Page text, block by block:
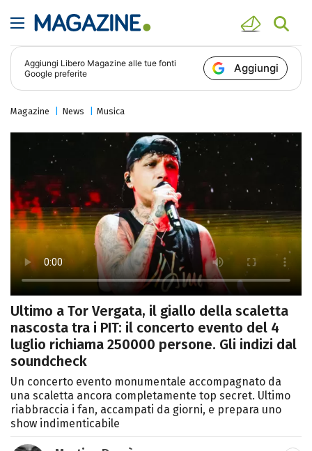
Aggiungi Libero Magazine alle tue fonti
Google preferite
Aggiungi
Magazine News Musica
Ultimo a Tor Vergata, il giallo della scaletta
nascosta tra i PIT: il concerto evento del 4
luglio richiama 250000 persone. Gli indizi dal
soundcheck
Un concerto evento monumentale accompagnato da
una scaletta ancora completamente top secret. Ultimo
riabbraccia i fan, accampati da giorni, e prepara uno
show indimenticabile